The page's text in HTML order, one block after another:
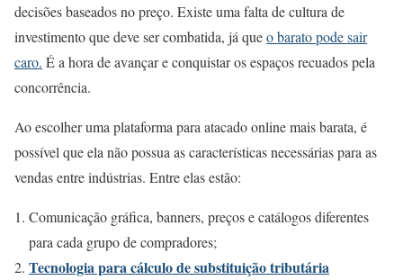
decisões baseados no preço. ​​Existe uma falta de cultura de
investimento que deve ser combatida, já queo barato pode sair
caro. É a hora de avançar e conquistar os espaços recuados pela
concorrência.
Ao escolher uma plataforma para atacado online mais barata, é
possível que ela não possua as características necessárias para as
vendas entre indústrias. Entre elas estão:
Comunicação gráfica, banners, preços e catálogos diferentes
para cada grupo de compradores;
Tecnologia para cálculo de substituição tributária